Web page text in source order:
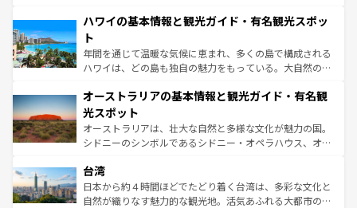
着のスイス情報はコンテンツ一覧を参照してほしい。
のような巨大都市は、観光、ショッピング、エンターテイ
ンメントが詰まった刺激的なスポットだ。一方、アメリカ
西部には大自然が広がり、グランドキャニオンやイエロー
ストーン国立公園といった絶景が堪能できる。さらに、南
文化が魅力。旅行者はアメリカの各地域で異なる魅力を楽
しみながら、その多様性と豊かな歴史を感じることができ
るだろう。車でのロードトリップや列車の旅も、アメリカ
ならではの贅沢な旅のスタイルだ。 なお、新着のアメリカ
情報は コンテンツ一覧 を参照してほしい。
ハワイの基本情報と観光ガイド・有名観光スポッ
ト
年間を通じて温暖な気候に恵まれ、多くの島で構成される
ハワイは、どの島も独自の魅力をもっている。大自然の神
ワイ島は見逃せない。また、定番の観光地といえばオアフ
島だが、静かな自然を求めるならマウイ島やカウアイ島が
おすすめ。エメラルドグリーンに輝く海をはじめ、豊かな
文化や歴史が息づいている。「アロハスピリット」と呼ば
人々、おいしいローカルフードやハワイアンミュージッ
ク、伝統的なフラダンスなど、すべてがハワイの魅力を彩
っている。訪れるたびに新しい発見と感動が待っているハ
オーストラリアの基本情報と観光ガイド・有名観
光スポット
オーストラリアは、壮大な自然と多様な文化が魅力の国。
シドニーのシンボルであるシドニー・オペラハウス、オー
リアリーフや大陸中央部にそびえるウルル（エアーズロッ
ク）、タスマニアの美しい原生林やケアンズの熱帯雨林な
ど、見どころがたくさん。また、カフェやワイン、オージ
台湾
日本から約４時間ほどでたどり着く台湾は、多彩な文化と
自然が織りなす魅力的な観光地。活気あふれる大都市の台